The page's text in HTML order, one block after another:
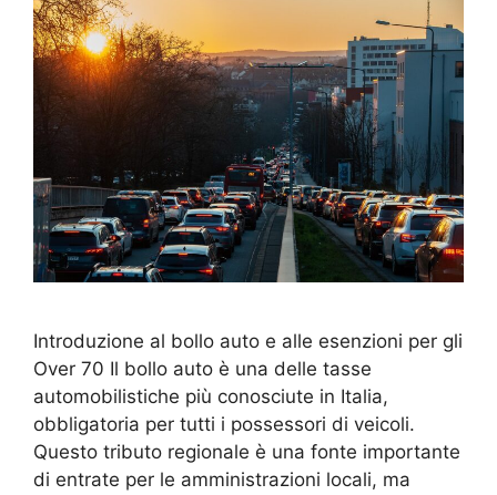
Introduzione al bollo auto e alle esenzioni per gli
Over 70 Il bollo auto è una delle tasse
automobilistiche più conosciute in Italia,
obbligatoria per tutti i possessori di veicoli.
Questo tributo regionale è una fonte importante
di entrate per le amministrazioni locali, ma